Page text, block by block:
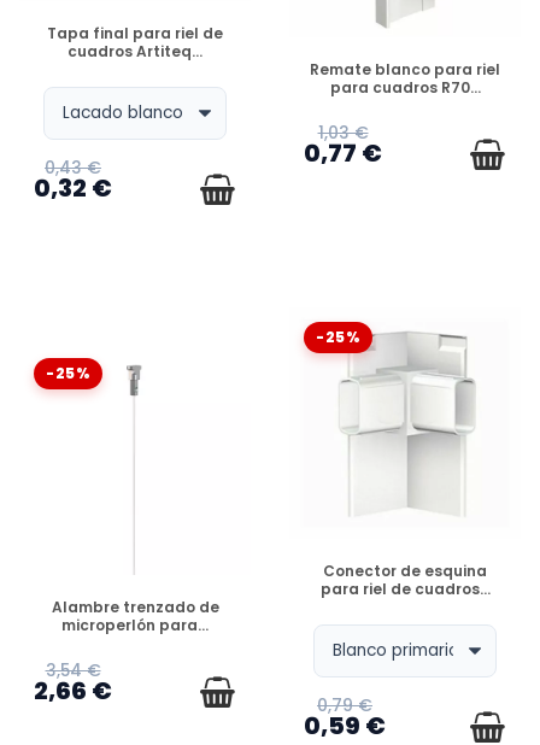
DISPONIBLE
Tapa final para riel de
cuadros Artiteq...
0,43 €
0,32 €
Remate blanco para riel
para cuadros R70...
1,03 €
0,77 €
-25%
Alambre trenzado de
microperlón para...
3,54 €
2,66 €
-25%
DISPONIBLE
Conector de esquina
para riel de cuadros...
0,79 €
0,59 €